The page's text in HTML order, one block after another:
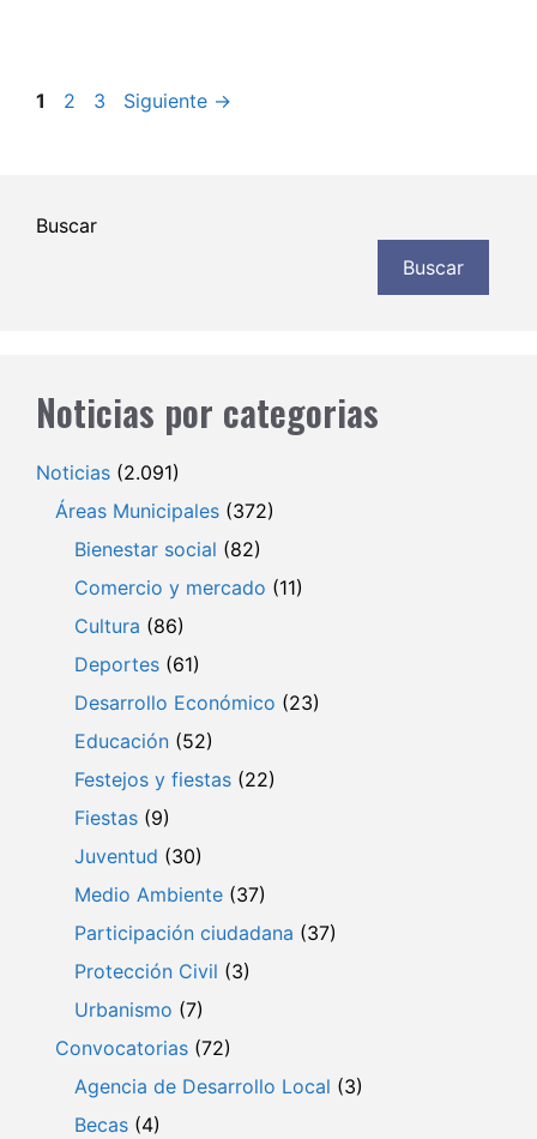
Página
1 Página
2 Página
3 Siguiente →
Buscar
Buscar
Noticias por categorias
Noticias (2.091)
Áreas Municipales (372)
Bienestar social (82)
Comercio y mercado (11)
Cultura (86)
Deportes (61)
Desarrollo Económico (23)
Educación (52)
Festejos y fiestas (22)
Fiestas (9)
Juventud (30)
Medio Ambiente (37)
Participación ciudadana (37)
Protección Civil (3)
Urbanismo (7)
Convocatorias (72)
Agencia de Desarrollo Local (3)
Becas (4)